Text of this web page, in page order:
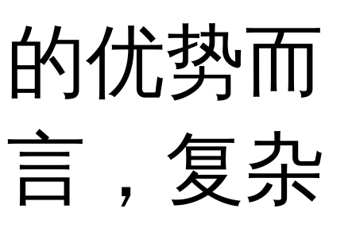
的优势而
言，复杂